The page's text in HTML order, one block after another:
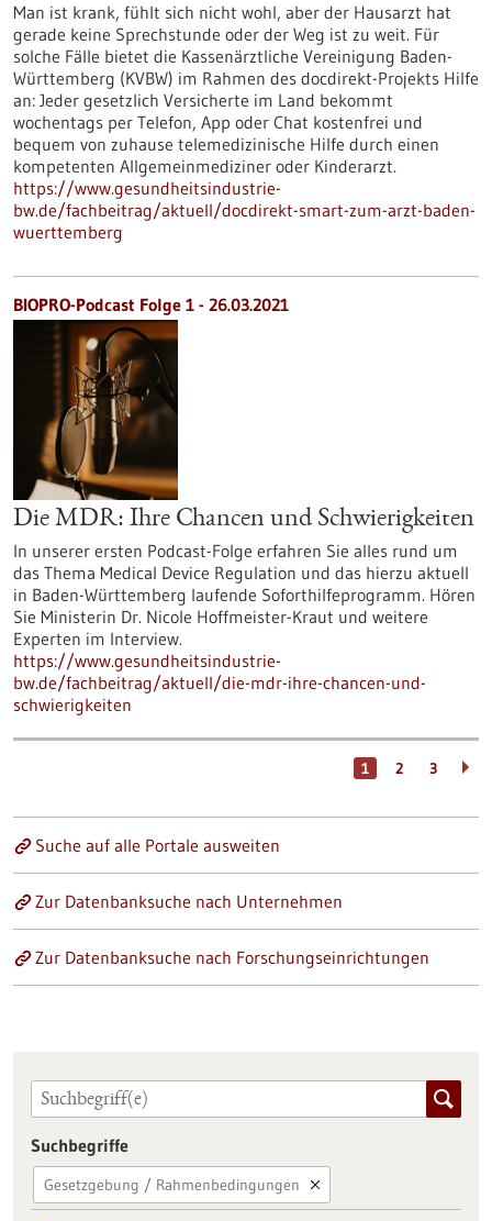
Man ist krank, fühlt sich nicht wohl, aber der Hausarzt hat
gerade keine Sprechstunde oder der Weg ist zu weit. Für
solche Fälle bietet die Kassenärztliche Vereinigung Baden-
Württemberg (KVBW) im Rahmen des docdirekt-Projekts Hilfe
an: Jeder gesetzlich Versicherte im Land bekommt
wochentags per Telefon, App oder Chat kostenfrei und
bequem von zuhause telemedizinische Hilfe durch einen
kompetenten Allgemeinmediziner oder Kinderarzt.
https://www.gesundheitsindustrie-
bw.de/fachbeitrag/aktuell/docdirekt-smart-zum-arzt-baden-
wuerttemberg
BIOPRO-Podcast Folge 1 - 26.03.2021
Die MDR: Ihre Chancen und Schwierigkeiten
In unserer ersten Podcast-Folge erfahren Sie alles rund um
das Thema Medical Device Regulation und das hierzu aktuell
in Baden-Württemberg laufende Soforthilfeprogramm. Hören
Sie Ministerin Dr. Nicole Hoffmeister-Kraut und weitere
Experten im Interview.
https://www.gesundheitsindustrie-
bw.de/fachbeitrag/aktuell/die-mdr-ihre-chancen-und-
schwierigkeiten
1 2 3
Suche auf alle Portale ausweiten
Zur Datenbanksuche nach Unternehmen
Zur Datenbanksuche nach Forschungseinrichtungen
Suchbegriffe
Gesetzgebung / Rahmenbedingungen